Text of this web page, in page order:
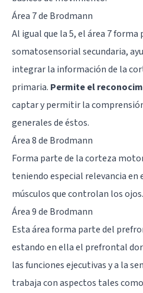
Área 7 de Brodmann
Al igual que la 5, el área 7
somatosensorial secundaria,
integrar la información de la
primaria. Permite el
captar y permitir la
generales de éstos.
Área 8 de Brodmann
Forma parte de la corteza
teniendo especial relevancia
músculos que controlan los ojos.
Área 9 de Brodmann
Esta área forma parte del
estando en ella el prefrontal
las funciones ejecutivas y a la
trabaja con aspectos tales